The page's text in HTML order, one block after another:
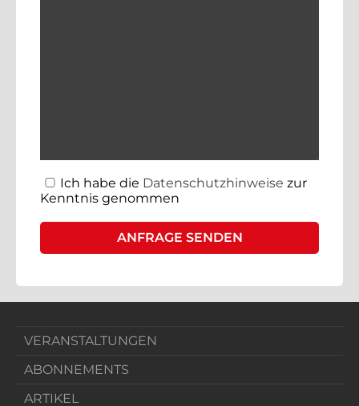
Ich habe die Datenschutzhinweise zur
Kenntnis genommen
VERANSTALTUNGEN
ABONNEMENTS
ARTIKEL